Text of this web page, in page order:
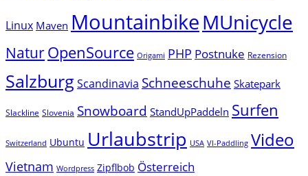
Linux Maven MountainbikeMUnicycle
NaturOpenSource Origami PHP Postnuke Rezension
SalzburgScandinavia Schneeschuhe Skatepark
Slackline Slovenia Snowboard StandUpPaddeln Surfen
Switzerland Ubuntu Urlaubstrip USA VI-Paddling Video
Vietnam Wordpress Zipflbob Österreich